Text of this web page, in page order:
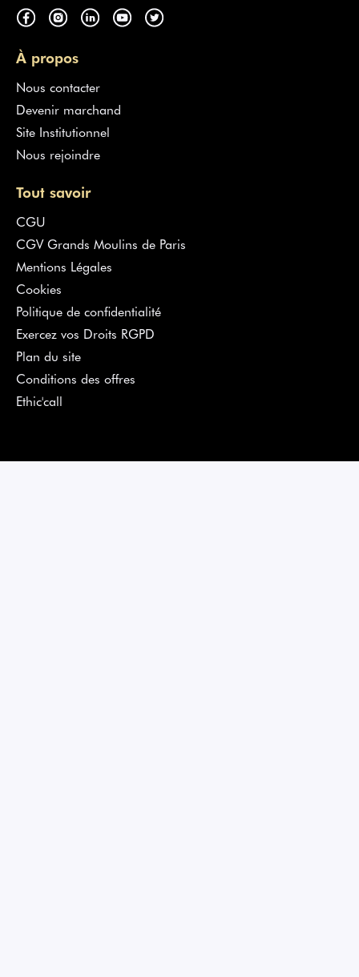
À propos
Nous contacter
Devenir marchand
Site Institutionnel
Nous rejoindre
Tout savoir
CGU
CGV Grands Moulins de Paris
Mentions Légales
Cookies
Politique de confidentialité
Exercez vos Droits RGPD
Plan du site
Conditions des offres
Ethic'call